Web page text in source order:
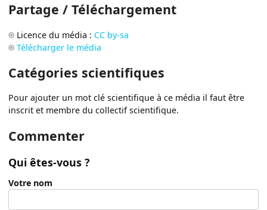
Partage / Téléchargement
Licence du média : CC by-sa
Télécharger le média
Catégories scientifiques
Pour ajouter un mot clé scientifique à ce média il faut être
inscrit et membre du collectif scientifique.
Commenter
Qui êtes-vous ?
Votre nom